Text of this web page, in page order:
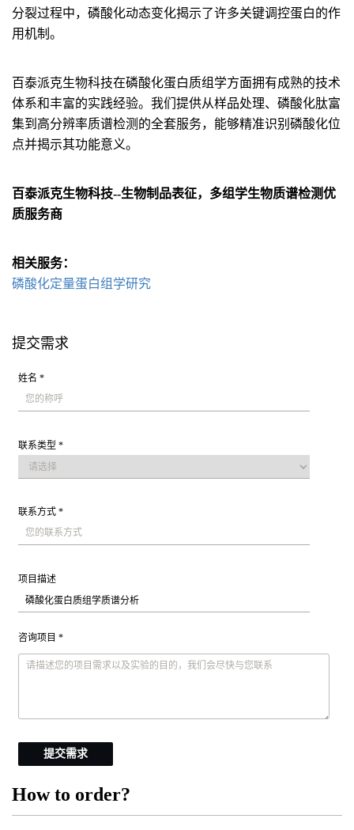
分裂过程中，磷酸化动态变化揭示了许多关键调控蛋白的作
用机制。
百泰派克生物科技在磷酸化蛋白质组学方面拥有成熟的技术
体系和丰富的实践经验。我们提供从样品处理、磷酸化肽富
集到高分辨率质谱检测的全套服务，能够精准识别磷酸化位
点并揭示其功能意义。
百泰派克生物科技--生物制品表征，多组学生物质谱检测优
质服务商
相关服务：
磷酸化定量蛋白组学研究
提交需求
姓名 *
联系类型 *
联系方式 *
项目描述
咨询项目 *
提交需求
How to order?